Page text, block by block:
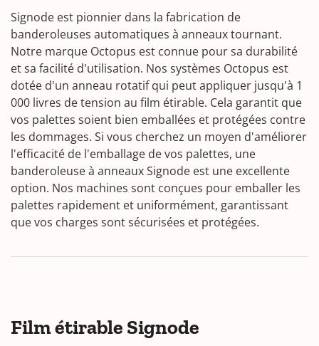
Signode est pionnier dans la fabrication de
banderoleuses automatiques à anneaux tournant.
Notre marque Octopus est connue pour sa durabilité
et sa facilité d'utilisation. Nos systèmes Octopus est
dotée d'un anneau rotatif qui peut appliquer jusqu'à 1
000 livres de tension au film étirable. Cela garantit que
vos palettes soient bien emballées et protégées contre
les dommages. Si vous cherchez un moyen d'améliorer
l'efficacité de l'emballage de vos palettes, une
banderoleuse à anneaux Signode est une excellente
option. Nos machines sont conçues pour emballer les
palettes rapidement et uniformément, garantissant
que vos charges sont sécurisées et protégées.
Film étirable Signode